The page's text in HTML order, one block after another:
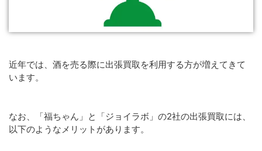
近年では、酒を売る際に出張買取を利用する方が増えてきて
います。
なお、「福ちゃん」と「ジョイラボ」の2社の出張買取には、
以下のようなメリットがあります。